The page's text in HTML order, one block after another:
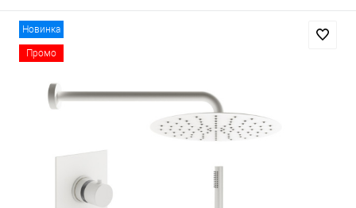
Новинка
Промо